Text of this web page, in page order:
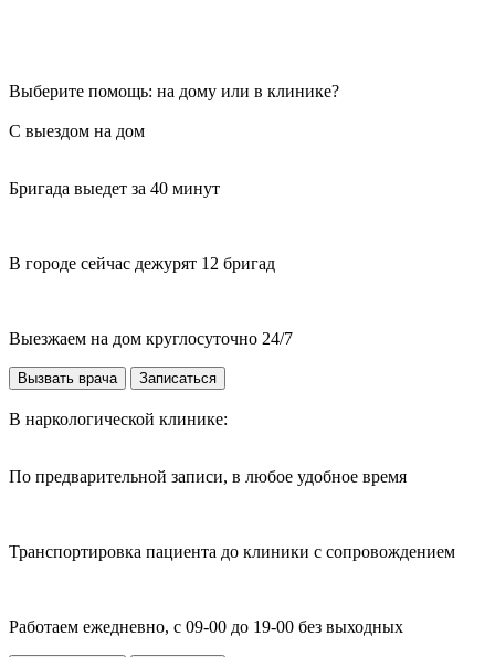
Выберите помощь: на дому или в клинике?
С выездом на дом
Бригада выедет за 40 минут
В городе сейчас дежурят 12 бригад
Выезжаем на дом круглосуточно 24/7
Вызвать врача Записаться
В наркологической клинике:
По предварительной записи, в любое удобное время
Транспортировка пациента до клиники с сопровождением
Работаем ежедневно, с 09-00 до 19-00 без выходных